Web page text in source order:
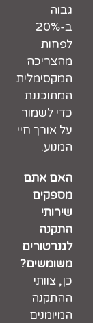
גבוה
ב-20%
לפחות
מהצריכה
המקסימלית
המתוכננת
כדי לשמור
על אורך חיי
המנוע.
האם אתם
מספקים
שירותי
התקנה
לגנרטורים
משומשים?
כן, צוותי
ההתקנה
המיומנים